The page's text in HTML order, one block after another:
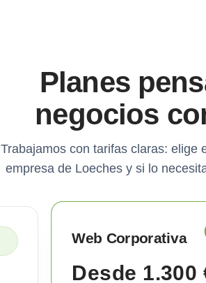
Planes
negocios
Trabajamos con tarifas claras: elige
empresa de Loeches y si lo
Web Corporativa
Desde 1.300